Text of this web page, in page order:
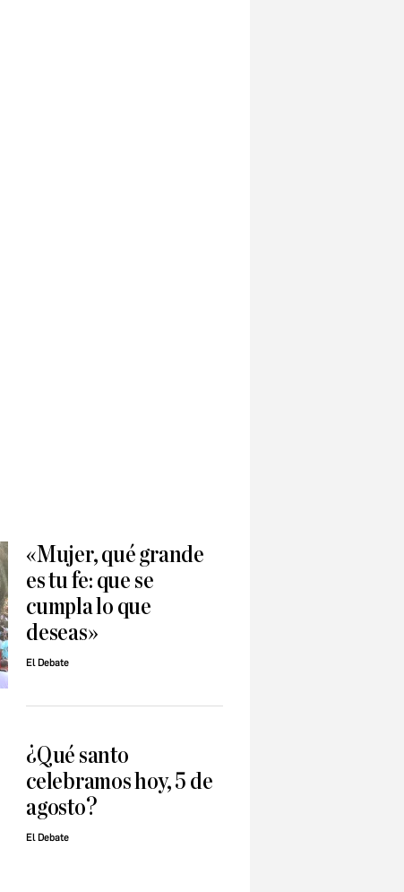
«Mujer, qué grande
es tu fe: que se
cumpla lo que
deseas»
El Debate
¿Qué santo
celebramos hoy, 5 de
agosto?
El Debate